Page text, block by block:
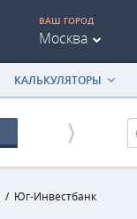
КАЛЬКУЛЯТОРЫ
ВАШ ГОРОД
Москва
/ Юг-Инвестбанк